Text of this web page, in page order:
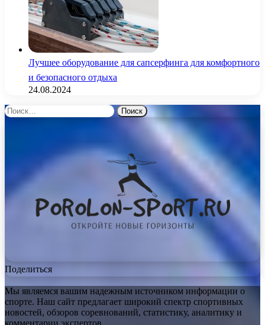
Лучшее оборудование для сапсерфинга для комфортного
и безопасного отдыха
24.08.2024
Найти:
Поделиться
Мы являемся вашим надежным источником информации о
спорте. Наш сайт предлагает широкий спектр спортивных
новостей, обзоров соревнований, статистику, аналитику и
комментарии экспертов.